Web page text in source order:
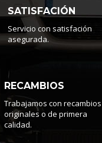
SATISFACIÓN
Servicio con satisfación
asegurada.
RECAMBIOS
Trabajamos con recambios
originales o de primera
calidad.